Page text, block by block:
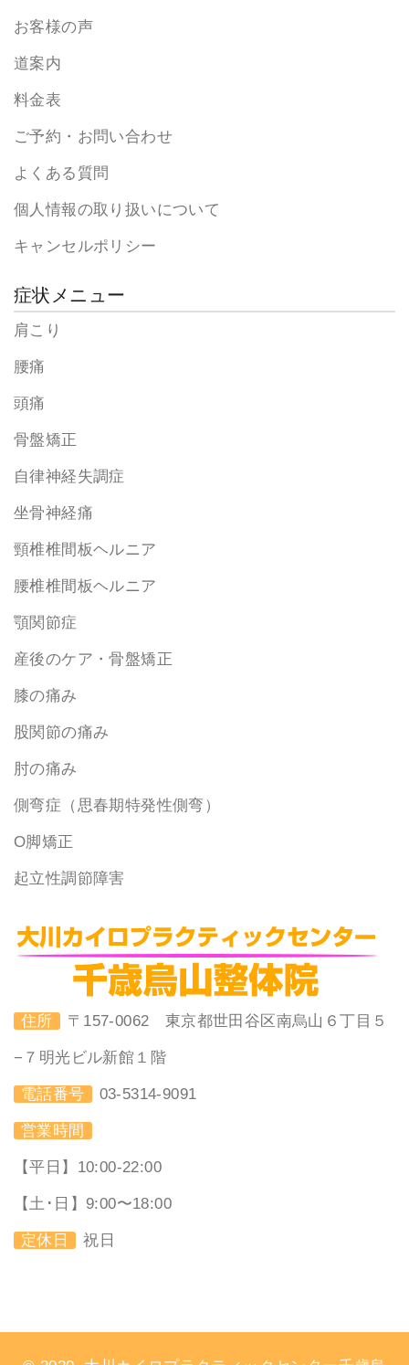
お客様の声
道案内
料金表
ご予約・お問い合わせ
よくある質問
個人情報の取り扱いについて
キャンセルポリシー
症状メニュー
肩こり
腰痛
頭痛
骨盤矯正
自律神経失調症
坐骨神経痛
頸椎椎間板ヘルニア
腰椎椎間板ヘルニア
顎関節症
産後のケア・骨盤矯正
膝の痛み
股関節の痛み
肘の痛み
側弯症（思春期特発性側弯）
O脚矯正
起立性調節障害
住所 〒157-0062 東京都世田谷区南烏山６丁目５
−７明光ビル新館１階
電話番号 03-5314-9091
営業時間
【平日】10:00-22:00
【土･日】9:00〜18:00
定休日 祝日